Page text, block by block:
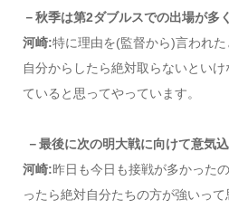
－秋季は第2ダブルスでの出場が多
河崎:特に理由を(監督から)言われた
自分からしたら絶対取らないとい
ていると思ってやっています。
－最後に次の明大戦に向けて意気
河崎:昨日も今日も接戦が多かった
ったら絶対自分たちの方が強いっ